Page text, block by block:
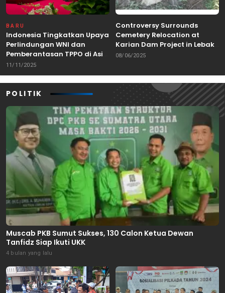
BARU
Indonesia Tingkatkan Upaya
Perlindungan WNI dan
Pemberantasan TPPO di Asia
Tenggara
11/11/2025
Controversy Surrounds
Cemetery Relocation at
Karian Dam Project in Lebak,
Banten
08/06/2025
POLITIK
Muscab PKB Sumut Sukses, 130 Calon Ketua Dewan
Tanfidz Siap Ikuti UKK
4 bulan yang lalu